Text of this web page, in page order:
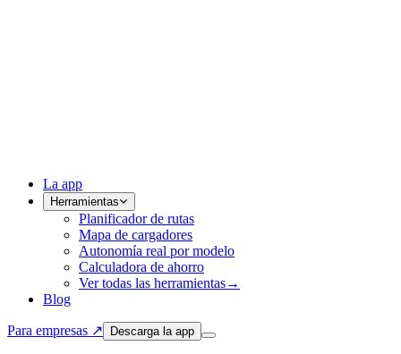
La app
Herramientas
Planificador de rutas
Mapa de cargadores
Autonomía real por modelo
Calculadora de ahorro
Ver todas las herramientas→
Blog
Para empresas ↗ Descarga la app